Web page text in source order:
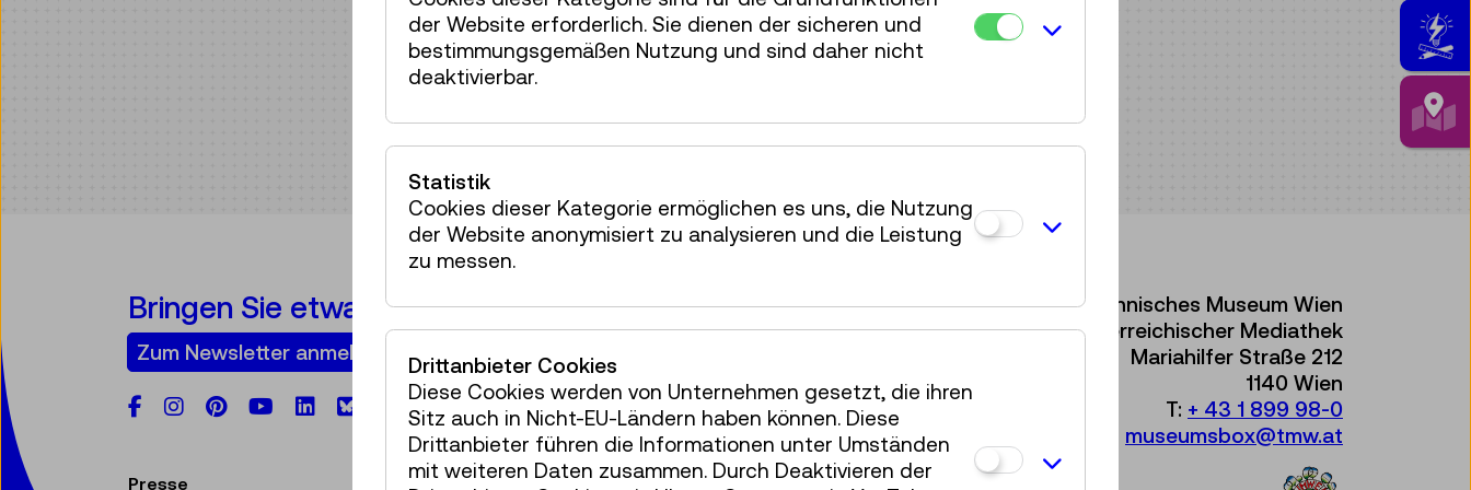
Bringen Sie etwas Technik in Ihr Postfach!
Zum Newsletter anmelden
Facebook
Instagram
Pinterest
YouTube
LinkedIn
Bluesky Österreichische Mediathek
Technisches Museum Wien
mit Österreichischer Mediathek
Mariahilfer Straße 212
1140 Wien
T: + 43 1 899 98-0
museumsbox@tmw.at
Presse Vermietung
der Website erforderlich. Sie dienen der sicheren und
bestimmungsgemäßen Nutzung und sind daher nicht
deaktivierbar.
Statistik
Cookies dieser Kategorie ermöglichen es uns, die Nutzung
der Website anonymisiert zu analysieren und die Leistung
zu messen.
Drittanbieter Cookies
Diese Cookies werden von Unternehmen gesetzt, die ihren
Sitz auch in Nicht-EU-Ländern haben können. Diese
Drittanbieter führen die Informationen unter Umständen
mit weiteren Daten zusammen. Durch Deaktivieren der